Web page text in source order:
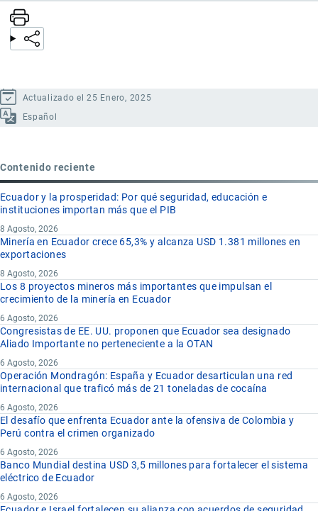
Actualizado el 25 Enero, 2025
Español
Contenido reciente
Ecuador y la prosperidad: Por qué seguridad, educación e
instituciones importan más que el PIB
8 Agosto, 2026
Minería en Ecuador crece 65,3% y alcanza USD 1.381 millones en
exportaciones
8 Agosto, 2026
Los 8 proyectos mineros más importantes que impulsan el
crecimiento de la minería en Ecuador
6 Agosto, 2026
Congresistas de EE. UU. proponen que Ecuador sea designado
Aliado Importante no perteneciente a la OTAN
6 Agosto, 2026
Operación Mondragón: España y Ecuador desarticulan una red
internacional que traficó más de 21 toneladas de cocaína
6 Agosto, 2026
El desafío que enfrenta Ecuador ante la ofensiva de Colombia y
Perú contra el crimen organizado
6 Agosto, 2026
Banco Mundial destina USD 3,5 millones para fortalecer el sistema
eléctrico de Ecuador
6 Agosto, 2026